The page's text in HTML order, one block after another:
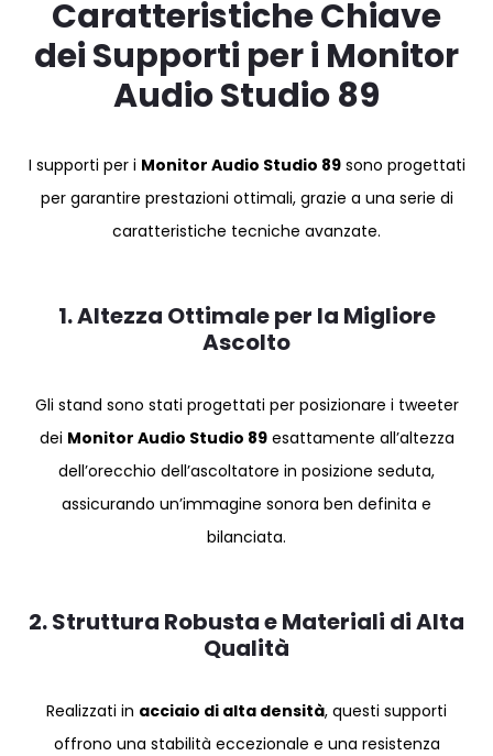
Caratteristiche Chiave
dei Supporti per i Monitor
Audio Studio 89
I supporti per i Monitor Audio Studio 89sono progettati
per garantire prestazioni ottimali, grazie a una serie di
caratteristiche tecniche avanzate.
1. Altezza Ottimale per la Migliore
Ascolto
Gli stand sono stati progettati per posizionare i tweeter
dei Monitor Audio Studio 89esattamente all’altezza
dell’orecchio dell’ascoltatore in posizione seduta,
assicurando un’immagine sonora ben definita e
bilanciata.
2. Struttura Robusta e Materiali di Alta
Qualità
Realizzati in acciaio di alta densità, questi supporti
offrono una stabilità eccezionale e una resistenza